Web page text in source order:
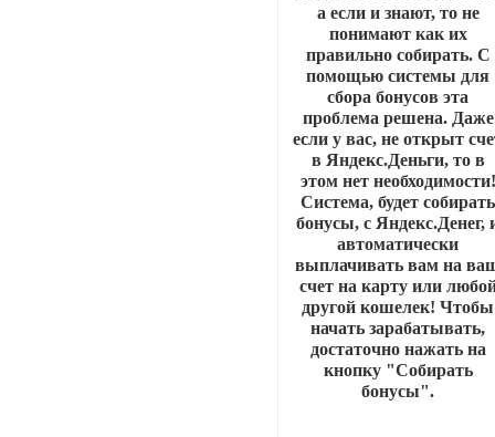
а если и знают, то не
понимают как их
правильно собирать. С
помощью системы для
сбора бонусов эта
проблема решена. Даже
если у вас, не открыт
в Яндекс.Деньги, то в
этом нет необходимости!
Система, будет собирать
бонусы, с Яндекс.Денег,
автоматически
выплачивать вам на
счет на карту или
другой кошелек! Чтобы
начать зарабатывать,
достаточно нажать на
кнопку "Собирать
бонусы".